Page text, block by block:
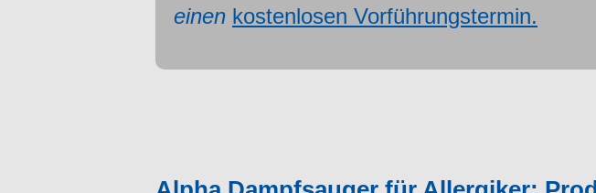
einen kostenlosen Vorführungstermin.